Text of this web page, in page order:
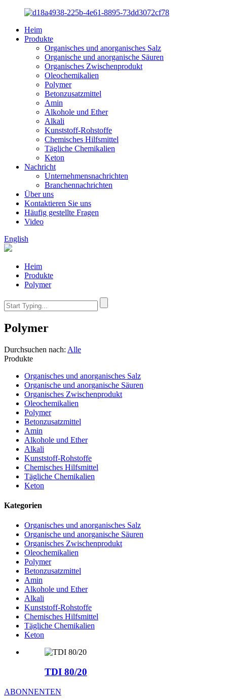
Heim
Produkte
Organisches und anorganisches Salz
Organische und anorganische Säuren
Organisches Zwischenprodukt
Oleochemikalien
Polymer
Betonzusatzmittel
Amin
Alkohole und Ether
Alkali
Kunststoff-Rohstoffe
Chemisches Hilfsmittel
Tägliche Chemikalien
Keton
Nachricht
Unternehmensnachrichten
Branchennachrichten
Über uns
Kontaktieren Sie uns
Häufig gestellte Fragen
Video
English
Heim
Produkte
Polymer
Polymer
Durchsuchen nach: Alle
Produkte
Organisches und anorganisches Salz
Organische und anorganische Säuren
Organisches Zwischenprodukt
Oleochemikalien
Polymer
Betonzusatzmittel
Amin
Alkohole und Ether
Alkali
Kunststoff-Rohstoffe
Chemisches Hilfsmittel
Tägliche Chemikalien
Keton
Kategorien
Organisches und anorganisches Salz
Organische und anorganische Säuren
Organisches Zwischenprodukt
Oleochemikalien
Polymer
Betonzusatzmittel
Amin
Alkohole und Ether
Alkali
Kunststoff-Rohstoffe
Chemisches Hilfsmittel
Tägliche Chemikalien
Keton
TDI 80/20
ABONNENTEN